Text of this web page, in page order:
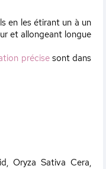
en les étirant un à un
et allongeant longue
précisesont dans
Oryza Sativa Cera,